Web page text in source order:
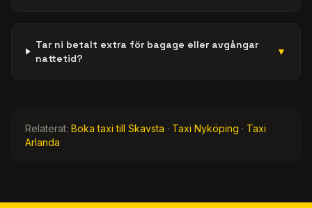
Tar ni betalt extra för bagage eller avgångar
nattetid?
▼
Relaterat: Boka taxi till Skavsta · Taxi Nyköping · Taxi
Arlanda